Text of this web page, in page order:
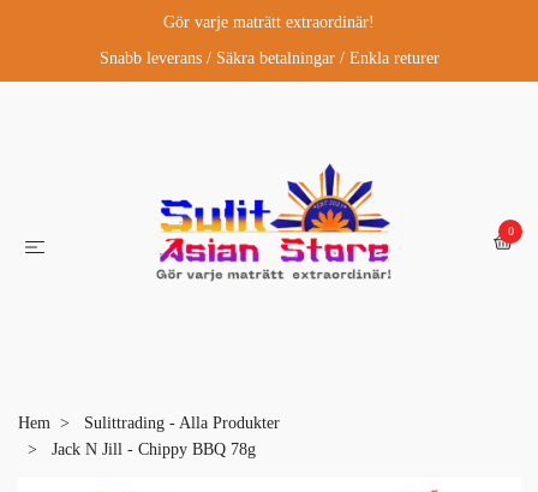
Gör varje maträtt extraordinär!
Snabb leverans / Säkra betalningar / Enkla returer
0
Hem
Sulittrading - Alla Produkter
Jack N Jill - Chippy BBQ 78g